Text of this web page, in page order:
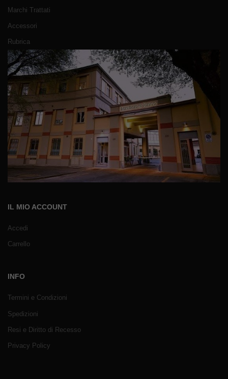
Marchi Trattati
Accessori
Rubrica
IL MIO ACCOUNT
Accedi
Carrello
INFO
Termini e Condizioni
Spedizioni
Resi e Diritto di Recesso
Privacy Policy